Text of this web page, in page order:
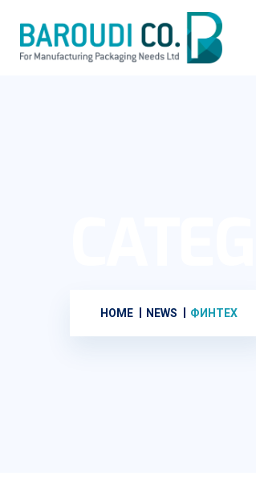
HOME NEWS ФИНТЕХ